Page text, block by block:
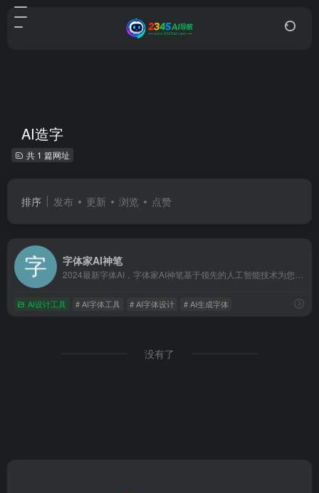
AI造字
共 1 篇网址
排序 发布 更新 浏览 点赞
字体家AI神笔
AI设计工具 # AI字体工具 # AI字体设计 # AI生成字体
没有了